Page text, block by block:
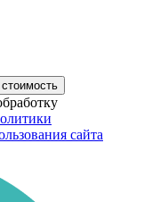
сайта